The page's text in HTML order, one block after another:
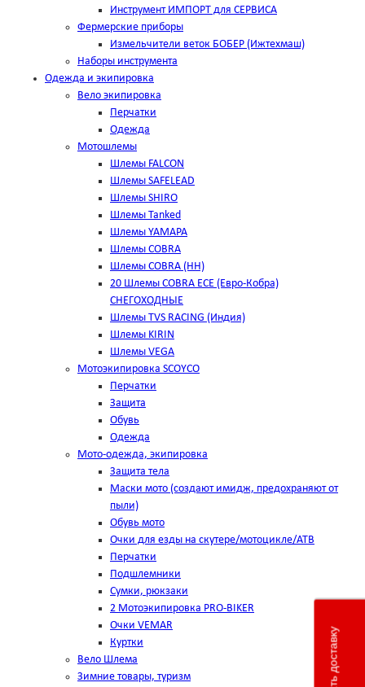
Инструмент ИМПОРТ для СЕРВИСА
Фермерские приборы
Измельчители веток БОБЕР (Ижтехмаш)
Наборы инструмента
Одежда и экипировка
Вело экипировка
Перчатки
Одежда
Мотошлемы
Шлемы FALCON
Шлемы SAFELEAD
Шлемы SHIRO
Шлемы Tanked
Шлемы YAMAPA
Шлемы COBRA
Шлемы COBRA (HH)
20 Шлемы COBRA ECE (Евро-Кобра)
СНЕГОХОДНЫЕ
Шлемы TVS RACING (Индия)
Шлемы KIRIN
Шлемы VEGA
Мотоэкипировка SCOYCO
Перчатки
Защита
Обувь
Одежда
Мото-одежда, экипировка
Защита тела
Маски мото (создают имидж, предохраняют от
пыли)
Обувь мото
Очки для езды на скутере/мотоцикле/АТВ
Перчатки
Подшлемники
Сумки, рюкзаки
2 Мотоэкипировка PRO-BIKER
Очки VEMAR
Куртки
Вело Шлема
Зимние товары, туризм